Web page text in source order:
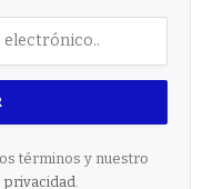
términos y nuestro
privacidad